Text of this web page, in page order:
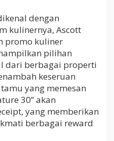
dengan
kulinernya, Ascott
promo kuliner
pilihan
dari berbagai properti
keseruan
yang memesan
30” akan
yang memberikan
berbagai reward